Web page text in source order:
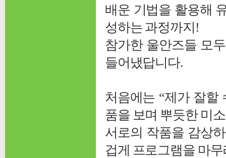
배운 기법을 활용해
성하는 과정까지!
참가한 울안즈들 모
들어냈답니다.
처음에는 “제가 잘할
품을 보며 뿌듯한 미
서로의 작품을 감상
겁게 프로그램을 마